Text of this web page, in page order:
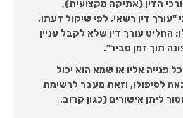
עורכי הדין (אתיקה מקצועית),
קובע כי "עורך דין רשאי, לפי שיקול דעתו,
החליט עורך דין שלא לקבל עניין
תוך זמן סביר".
פנייה אליו או שמא הוא יכול
לטיפולו, וזאת מעבר לרשימת
ליתן אישורים (כגון קרוב,